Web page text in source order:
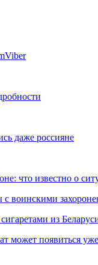
Viber
даже россияне
что известно о
с воинскими
из
может появиться уже